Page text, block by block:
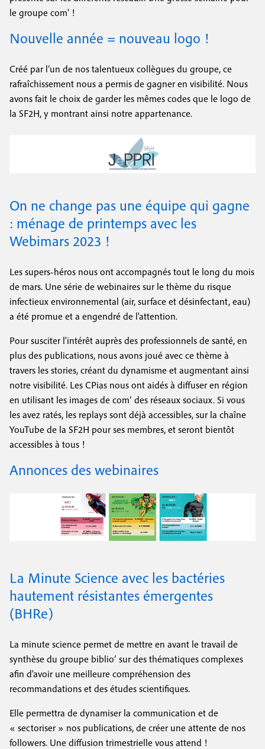
le groupe com' !
Nouvelle année = nouveau logo !
Créé par l’un de nos talentueux collègues du groupe, ce
rafraîchissement nous a permis de gagner en visibilité. Nous
avons fait le choix de garder les mêmes codes que le logo de
la SF2H, y montrant ainsi notre appartenance.
On ne change pas une équipe qui gagne
: ménage de printemps avec les
Webimars 2023 !
Les supers-héros nous ont accompagnés tout le long du mois
de mars. Une série de webinaires sur le thème du risque
infectieux environnemental (air, surface et désinfectant, eau)
a été promue et a engendré de l'attention.
Pour susciter l'intérêt auprès des professionnels de santé, en
plus des publications, nous avons joué avec ce thème à
travers les stories, créant du dynamisme et augmentant ainsi
notre visibilité. Les CPias nous ont aidés à diffuser en région
en utilisant les images de com’ des réseaux sociaux. Si vous
les avez ratés, les replays sont déjà accessibles, sur la chaîne
YouTube de la SF2H pour ses membres, et seront bientôt
accessibles à tous !
Annonces des webinaires
La Minute Science avec les bactéries
hautement résistantes émergentes
(BHRe)
La minute science permet de mettre en avant le travail de
synthèse du groupe biblio’ sur des thématiques complexes
afin d'avoir une meilleure compréhension des
recommandations et des études scientifiques.
Elle permettra de dynamiser la communication et de
« sectoriser » nos publications, de créer une attente de nos
followers. Une diffusion trimestrielle vous attend !